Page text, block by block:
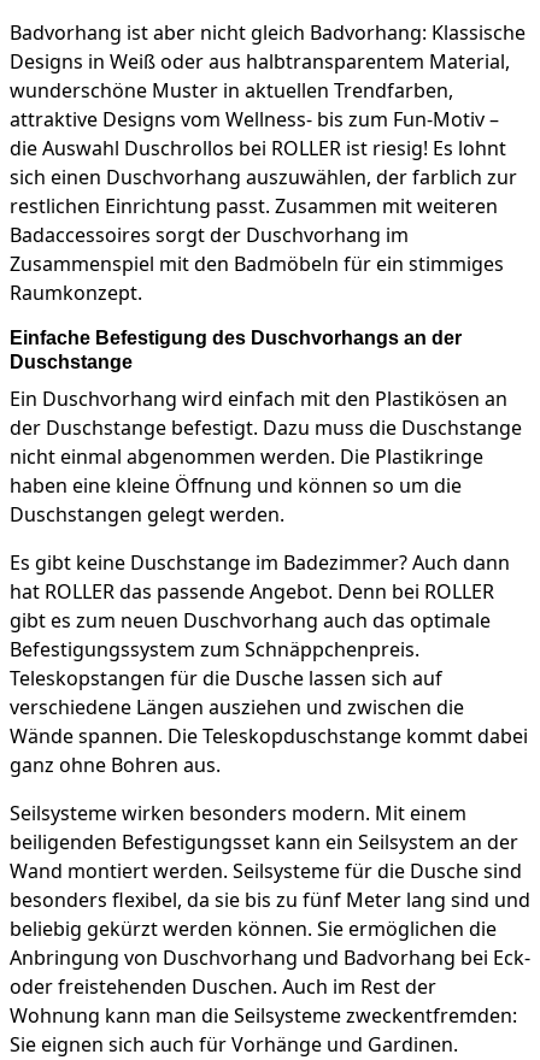
Badvorhang ist aber nicht gleich Badvorhang: Klassische
Designs in Weiß oder aus halbtransparentem Material,
wunderschöne Muster in aktuellen Trendfarben,
attraktive Designs vom Wellness- bis zum Fun-Motiv –
die Auswahl Duschrollos bei ROLLER ist riesig! Es lohnt
sich einen Duschvorhang auszuwählen, der farblich zur
restlichen Einrichtung passt. Zusammen mit weiteren
Badaccessoires sorgt der Duschvorhang im
Zusammenspiel mit den Badmöbeln für ein stimmiges
Raumkonzept.
Einfache Befestigung des Duschvorhangs an der
Duschstange
Ein Duschvorhang wird einfach mit den Plastikösen an
der Duschstange befestigt. Dazu muss die Duschstange
nicht einmal abgenommen werden. Die Plastikringe
haben eine kleine Öffnung und können so um die
Duschstangen gelegt werden.
Es gibt keine Duschstange im Badezimmer? Auch dann
hat ROLLER das passende Angebot. Denn bei ROLLER
gibt es zum neuen Duschvorhang auch das optimale
Befestigungssystem zum Schnäppchenpreis.
Teleskopstangen für die Dusche lassen sich auf
verschiedene Längen ausziehen und zwischen die
Wände spannen. Die Teleskopduschstange kommt dabei
ganz ohne Bohren aus.
Seilsysteme wirken besonders modern. Mit einem
beiligenden Befestigungsset kann ein Seilsystem an der
Wand montiert werden. Seilsysteme für die Dusche sind
besonders flexibel, da sie bis zu fünf Meter lang sind und
beliebig gekürzt werden können. Sie ermöglichen die
Anbringung von Duschvorhang und Badvorhang bei Eck-
oder freistehenden Duschen. Auch im Rest der
Wohnung kann man die Seilsysteme zweckentfremden:
Sie eignen sich auch für Vorhänge und Gardinen.